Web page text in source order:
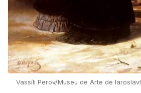
Vassíli Perov/Museu de Arte de Iaroslavl